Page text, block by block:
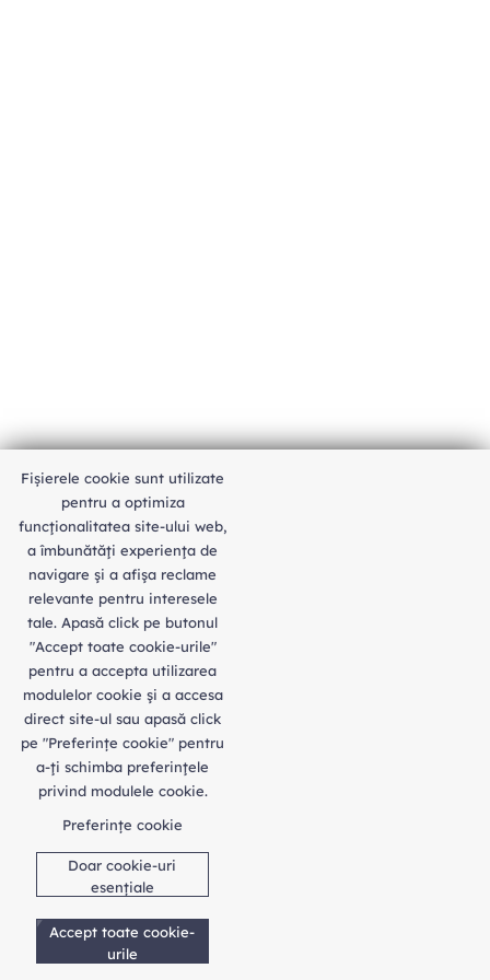
An unexpected error has occurred
Fișierele cookie sunt utilizate
pentru a optimiza
funcţionalitatea site-ului web,
a îmbunătăţi experienţa de
navigare şi a afişa reclame
relevante pentru interesele
tale. Apasă click pe butonul
"Accept toate cookie-urile"
pentru a accepta utilizarea
modulelor cookie şi a accesa
direct site-ul sau apasă click
pe "Preferințe cookie" pentru
a-ţi schimba preferinţele
privind modulele cookie.
Preferințe cookie
Doar cookie-uri
esențiale
Accept toate cookie-
urile